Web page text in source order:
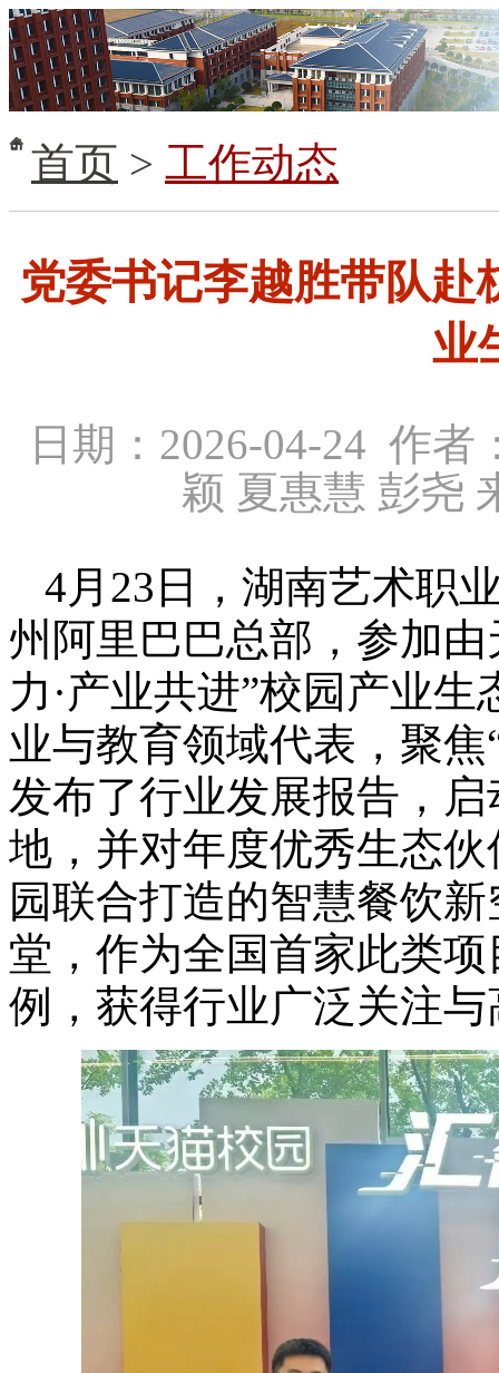
首页 > 工作动态
党委书记李越胜带队赴
业
日期：2026-04-24 作
颖 夏惠慧 彭尧
4月23日，湖南艺术职
州阿里巴巴总部，参加由
力·产业共进”校园产业
业与教育领域代表，聚
发布了行业发展报告，
地，并对年度优秀生态
园联合打造的智慧餐饮
堂，作为全国首家此类
例，获得行业广泛关注